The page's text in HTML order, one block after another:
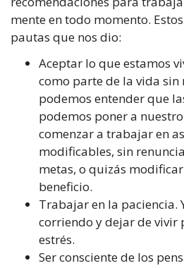
mente en todo momento.
pautas que nos dio:
Aceptar lo que estamos
como parte de la vida sin
podemos entender que
podemos poner a
comenzar a trabajar en
modificables, sin
metas, o quizás
beneficio.
Trabajar en la paciencia.
corriendo y dejar de vivir
estrés.
Ser consciente de los